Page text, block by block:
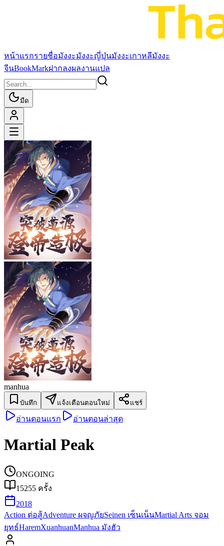
หน้าแรกรายชื่อมังงะมังงะญี่ปุ่นมังงะเกาหลีมังงะ
จีนBookMarkฝากลงผลงานแปล
มืด
manhua
บันทึก แจ้งเตือนตอนใหม่ แชร์
อ่านตอนแรก อ่านตอนล่าสุด
Martial Peak
ONGOING
15255 ครั้ง
2018
Action ต่อสู้Adventure ผจญภัยSeinen เซ็นเน็นMartial Arts จอม
ยุทธ์HaremXuanhuanManhua มังฮัว